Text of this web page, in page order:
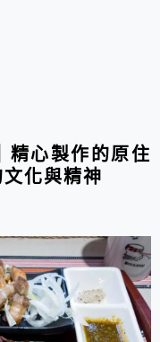
精心製作的原住
化與精神